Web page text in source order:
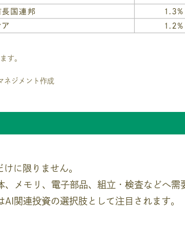
す。
ネジメント作成
に限りません。
メモリ、電子部品、組立・検査などへ
関連投資の選択肢として注目されます。